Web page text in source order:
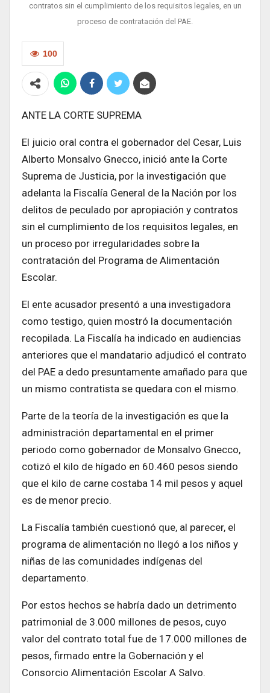
contratos sin el cumplimiento de los requisitos legales, en un
proceso de contratación del PAE.
100
ANTE LA CORTE SUPREMA
El juicio oral contra el gobernador del Cesar, Luis
Alberto Monsalvo Gnecco, inició ante la Corte
Suprema de Justicia, por la investigación que
adelanta la Fiscalía General de la Nación por los
delitos de peculado por apropiación y contratos
sin el cumplimiento de los requisitos legales, en
un proceso por irregularidades sobre la
contratación del Programa de Alimentación
Escolar.
El ente acusador presentó a una investigadora
como testigo, quien mostró la documentación
recopilada. La Fiscalía ha indicado en audiencias
anteriores que el mandatario adjudicó el contrato
del PAE a dedo presuntamente amañado para que
un mismo contratista se quedara con el mismo.
Parte de la teoría de la investigación es que la
administración departamental en el primer
periodo como gobernador de Monsalvo Gnecco,
cotizó el kilo de hígado en 60.460 pesos siendo
que el kilo de carne costaba 14 mil pesos y aquel
es de menor precio.
La Fiscalía también cuestionó que, al parecer, el
programa de alimentación no llegó a los niños y
niñas de las comunidades indígenas del
departamento.
Por estos hechos se habría dado un detrimento
patrimonial de 3.000 millones de pesos, cuyo
valor del contrato total fue de 17.000 millones de
pesos, firmado entre la Gobernación y el
Consorcio Alimentación Escolar A Salvo.